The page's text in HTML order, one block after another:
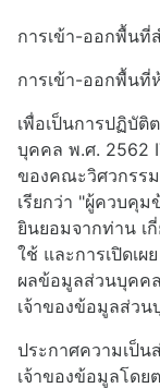
การเข้า-ออกพื้นที่
การเข้า-ออกพื้นที่
เพื่อเป็นการปฏิบั
บุคคล พ.ศ. 2562
ของคณะวิศวกรร
เรียกว่า "ผู้ควบคุ
ยินยอมจากท่าน เ
ใช้ และการเปิดเผ
ผลข้อมูลส่วนบุคค
เจ้าของข้อมูลส่วน
ประกาศความเป็
เจ้าของข้อมูลโด